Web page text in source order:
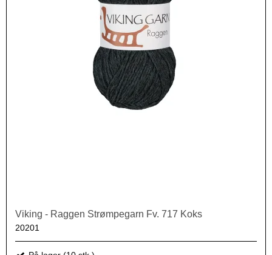
Viking - Raggen Strømpegarn Fv. 717 Koks
20201